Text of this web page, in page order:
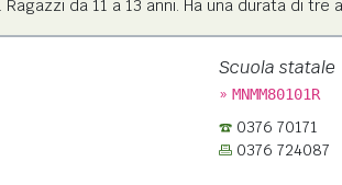
da 11 a 13 anni. Ha una durata di tre
Scuola statale
» MNMM80101R
0376 70171
0376 724087